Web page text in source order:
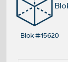
Blok #15620